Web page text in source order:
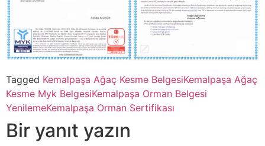
Tagged Kemalpaşa Ağaç Kesme BelgesiKemalpaşa Ağaç
Kesme Myk BelgesiKemalpaşa Orman Belgesi
YenilemeKemalpaşa Orman Sertifikası
Bir yanıt yazın